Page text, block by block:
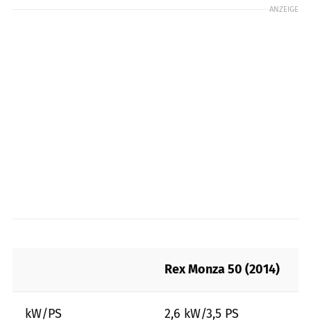
ANZEIGE
Rex Monza 50 (2014)
kW/PS 2,6 kW/3,5 PS